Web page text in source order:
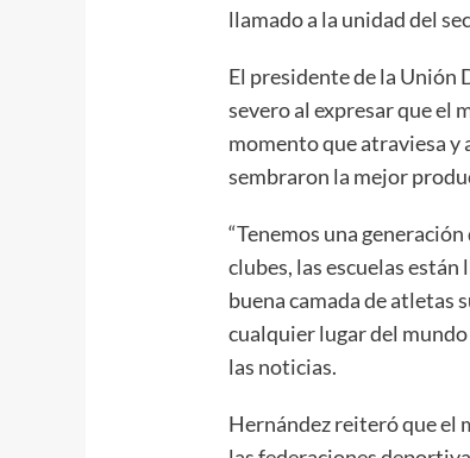
llamado a la unidad del
El presidente de la
severo al expresar que el
momento que atraviesa y
sembraron la mejor
“Tenemos una
clubes, las escuelas están
buena camada de atletas
cualquier lugar del
las noticias.
Hernández reiteró que el